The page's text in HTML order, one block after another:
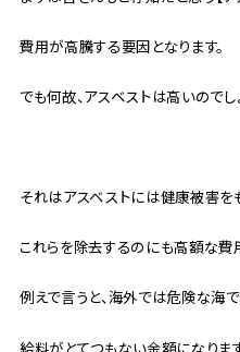
費用が高騰する要因となります。
でも何故、アスベストは高いのでしょ
それはアスベストには健康被害を
これらを除去するのにも高額な費
例えで言うと、海外では危険な海
給料がとてつもない金額になります